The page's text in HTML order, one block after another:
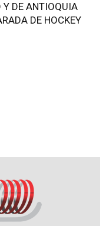
Y DE ANTIOQUIA
DE HOCKEY